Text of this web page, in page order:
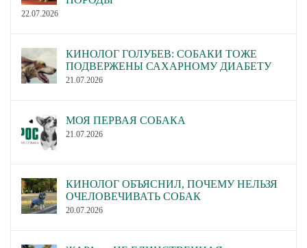
22.07.2026
КИНОЛОГ ГОЛУБЕВ: СОБАКИ ТОЖЕ
ПОДВЕРЖЕНЫ САХАРНОМУ ДИАБЕТУ
21.07.2026
МОЯ ПЕРВАЯ СОБАКА
21.07.2026
КИНОЛОГ ОБЪЯСНИЛ, ПОЧЕМУ НЕЛЬЗЯ
ОЧЕЛОВЕЧИВАТЬ СОБАК
20.07.2026